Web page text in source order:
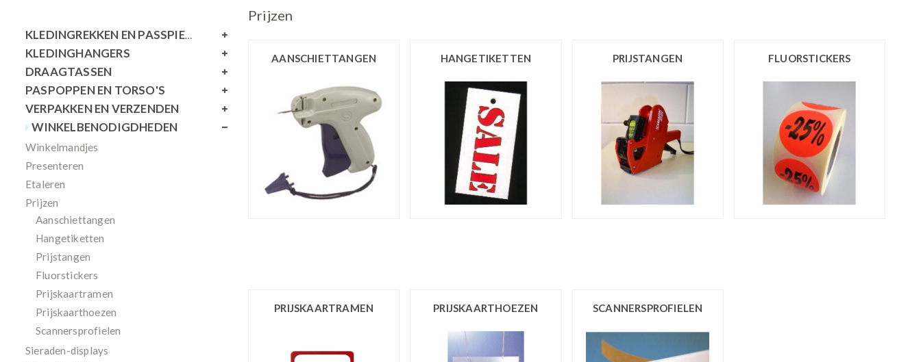
KLEDINGREKKEN EN PASSPIEGELS
KLEDINGHANGERS
DRAAGTASSEN
PASPOPPEN EN TORSO'S
VERPAKKEN EN VERZENDEN
WINKELBENODIGDHEDEN
Winkelmandjes
Presenteren
Etaleren
Prijzen
Aanschiettangen
Hangetiketten
Prijstangen
Fluorstickers
Prijskaartramen
Prijskaarthoezen
Scannersprofielen
Sieraden-displays
Prijzen
AANSCHIETTANGEN HANGETIKETTEN PRIJSTANGEN FLUORSTICKERS
PRIJSKAARTRAMEN PRIJSKAARTHOEZEN SCANNERSPROFIELEN